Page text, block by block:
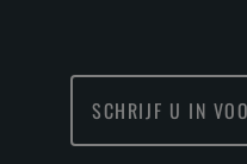
SCHRIJF U IN